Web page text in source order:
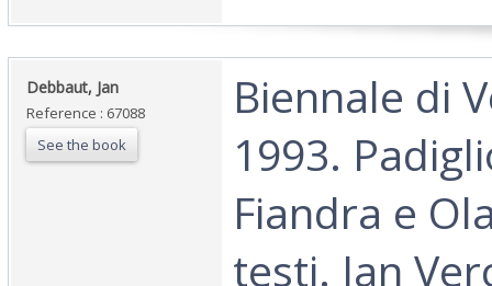
‎Debbaut, Jan‎
Reference : 67088
See the book
‎Biennale di
1993.
Fiandra e
testi. Jan